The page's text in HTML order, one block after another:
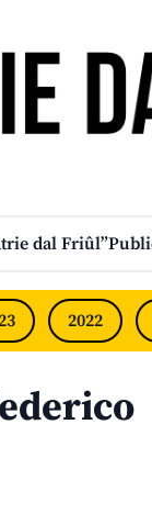
dal Friûl”
2022